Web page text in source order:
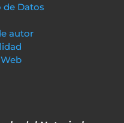
de Datos
autor